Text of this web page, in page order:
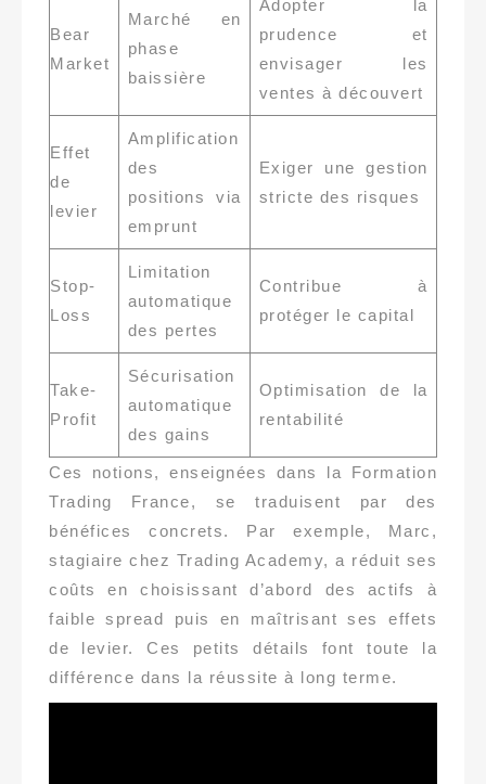
Bear
Market
Marché en
phase
baissière
Adopter la
prudence et
envisager les
ventes à découvert
Effet
de
levier
Amplification
des
positions via
emprunt
Exiger une gestion
stricte des risques
Stop-
Loss
Limitation
automatique
des pertes
Contribue à
protéger le capital
Take-
Profit
Sécurisation
automatique
des gains
Optimisation de la
rentabilité
Ces notions, enseignées dans la Formation
Trading France, se traduisent par des
bénéfices concrets. Par exemple, Marc,
stagiaire chez Trading Academy, a réduit ses
coûts en choisissant d’abord des actifs à
faible spread puis en maîtrisant ses effets
de levier. Ces petits détails font toute la
différence dans la réussite à long terme.